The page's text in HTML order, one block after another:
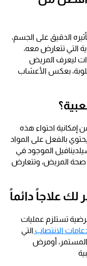
الدقيق على الجسم،
التي تتعارض معه،
ليعرف المريض
بعكس الأعشاب
إمكانية احتواء هذه
بالفعل على المواد
الموجود في
صحة المريض، وتتعارض
علاجاً دائماً
تستلزم عمليات
الانتصاب التي
المستمر، أومرض